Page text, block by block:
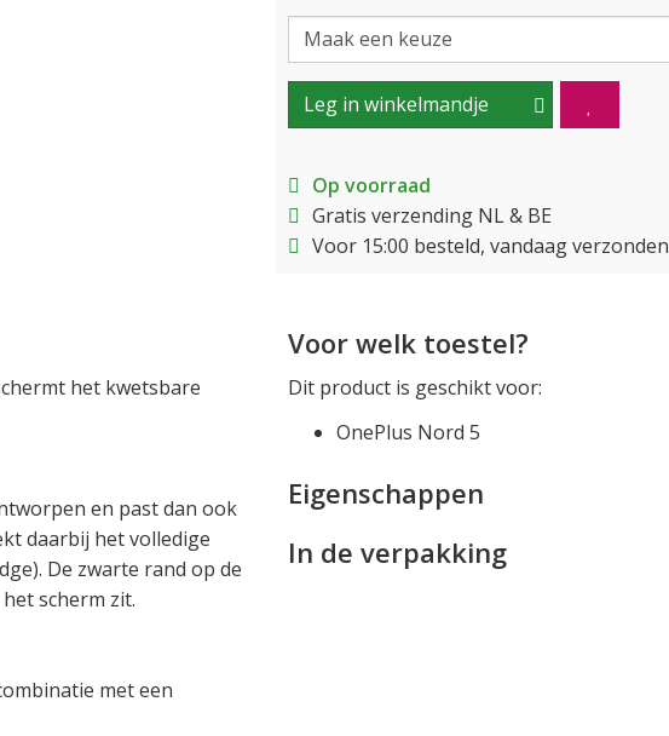
Leg in winkelmandje
Op voorraad
Gratis verzending NL & BE
Voor 15:00 besteld, vandaag verzonden
het kwetsbare
en past dan ook
daarbij het volledige
De zwarte rand op de
scherm zit.
met een
Voor welk toestel?
Dit product is geschikt voor:
OnePlus Nord 5
Eigenschappen
In de verpakking